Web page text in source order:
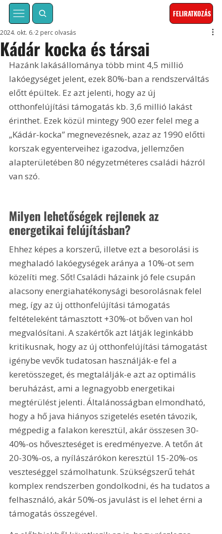
FELIRATKOZÁS
Kádár kocka és társai
2024. okt. 6. 2 perc olvasás
Hazánk lakásállománya több mint 4,5 millió
lakóegységet jelent, ezek 80%-ban a rendszerváltás
előtt épültek. Ez azt jelenti, hogy az új
otthonfelújítási támogatás kb. 3,6 millió lakást
érinthet. Ezek közül mintegy 900 ezer felel meg a
„Kádár-kocka” megnevezésnek, azaz az 1990 előtti
korszak egyenterveihez igazodva, jellemzően
alapterületében 80 négyzetméteres családi házról
van szó.
Milyen lehetőségek rejlenek az
energetikai felújításban?
Ehhez képes a korszerű, illetve ezt a besorolási is
meghaladó lakóegységek aránya a 10%-ot sem
közelíti meg. Sőt! Családi házaink jó fele csupán
alacsony energiahatékonysági besorolásnak felel
meg, így az új otthonfelújítási támogatás
feltételeként támasztott +30%-ot bőven van hol
megvalósítani. A szakértők azt látják leginkább
kritikusnak, hogy az új otthonfelújítási támogatást
igénybe vevők tudatosan használják-e fel a
keretösszeget, és megtalálják-e azt az optimális
beruházást, ami a legnagyobb energetikai
megtérülést jelenti. Általánosságban elmondható,
hogy a hő java hiányos szigetelés esetén távozik,
mégpedig a falakon keresztül, akár összesen 30-
40%-os hőveszteséget is eredményezve. A tetőn át
20-30%-os, a nyílászárókon keresztül 15-20%-os
veszteséggel számolhatunk. Szükségszerű tehát
komplex rendszerben gondolkodni, és ha tudatos a
felhasználó, akár 50%-os javulást is el lehet érni a
támogatás összegével.